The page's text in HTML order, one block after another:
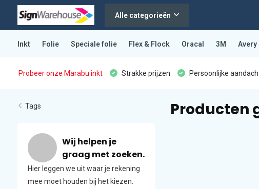
Alle categorieën
Inkt Folie Speciale folie Flex & Flock Oracal 3M Avery
Probeer onze Marabu inkt Strakke prijzen Persoonlijke
Tags
Wij helpen je
graag met zoeken.
Hier leggen we uit waar je rekening
mee moet houden bij het kiezen.
Producten